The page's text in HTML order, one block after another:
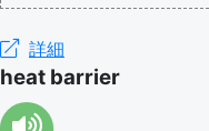
詳細
heat barrier